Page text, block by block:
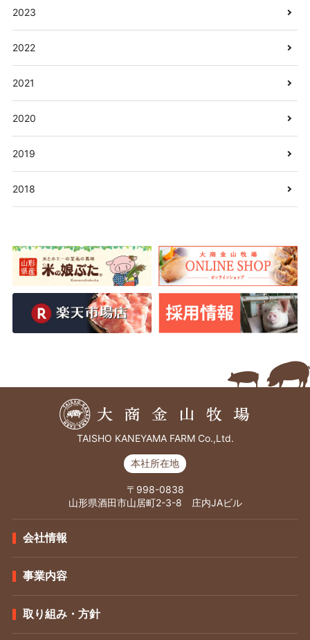
2023
2022
2021
2020
2019
2018
TAISHO KANEYAMA FARM Co.,Ltd.
本社所在地
〒998-0838
山形県酒田市山居町2-3-8 庄内JAビル
会社情報
事業内容
取り組み・方針